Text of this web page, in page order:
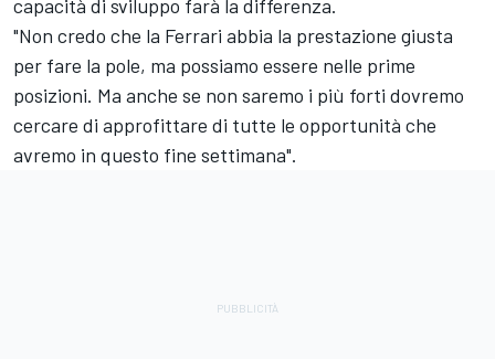
capacità di sviluppo farà la differenza.
"Non credo che la Ferrari abbia la prestazione giusta
per fare la pole, ma possiamo essere nelle prime
posizioni. Ma anche se non saremo i più forti dovremo
cercare di approfittare di tutte le opportunità che
avremo in questo fine settimana".